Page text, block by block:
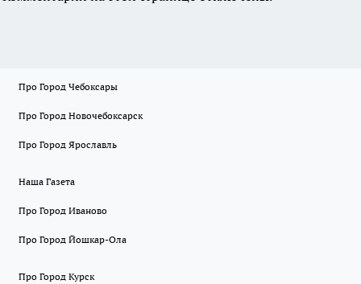
Про Город Чебоксары
Про Город Новочебоксарск
Про Город Ярославль
Наша Газета
Про Город Иваново
Про Город Йошкар-Ола
Про Город Курск